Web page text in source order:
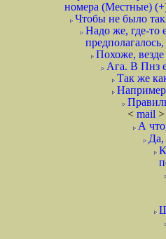
номера (Местные)
Чтобы не было
Надо же, где-то
Похоже,
Ага. В Пнз
Так же
< mail
А
Да,